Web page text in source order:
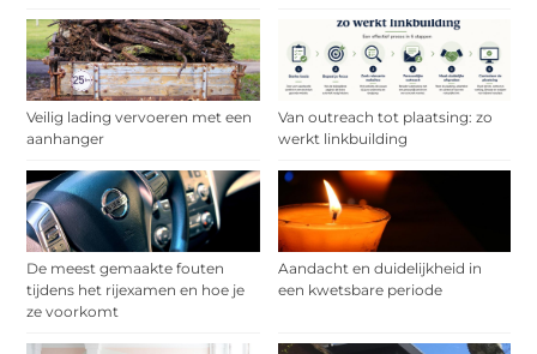
Veilig lading vervoeren met een
aanhanger
Van outreach tot plaatsing: zo
werkt linkbuilding
De meest gemaakte fouten
tijdens het rijexamen en hoe je
ze voorkomt
Aandacht en duidelijkheid in
een kwetsbare periode